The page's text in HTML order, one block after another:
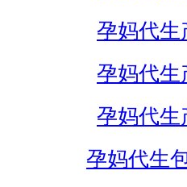
孕妈代生
孕妈代生
孕妈代生
孕妈代生